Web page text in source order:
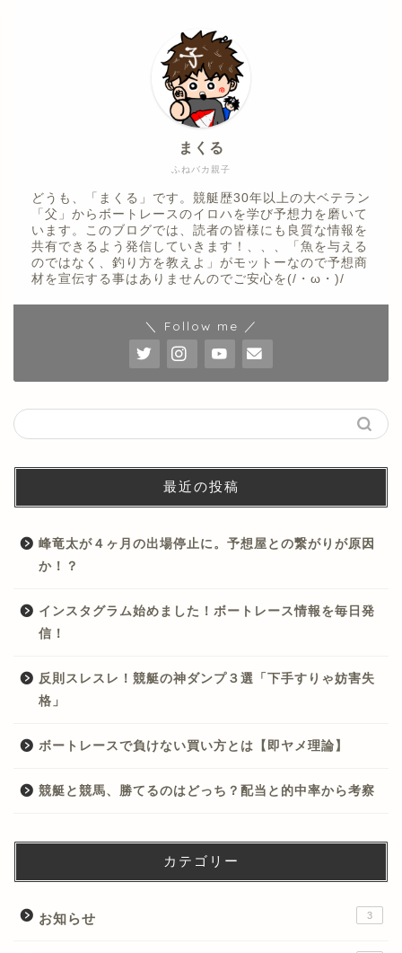
ふねバカ親子
まくる
どうも、「まくる」です。競艇歴30年以上の大ベテラン
「父」からボートレースのイロハを学び予想力を磨いて
います。このブログでは、読者の皆様にも良質な情報を
共有できるよう発信していきます！、、、「魚を与える
のではなく、釣り方を教えよ」がモットーなので予想商
材を宣伝する事はありませんのでご安心を(/・ω・)/
＼ Follow me ／
最近の投稿
峰竜太が４ヶ月の出場停止に。予想屋との繋がりが原因
か！？
インスタグラム始めました！ボートレース情報を毎日発
信！
反則スレスレ！競艇の神ダンプ３選「下手すりゃ妨害失
格」
ボートレースで負けない買い方とは【即ヤメ理論】
競艇と競馬、勝てるのはどっち？配当と的中率から考察
カテゴリー
お知らせ 3